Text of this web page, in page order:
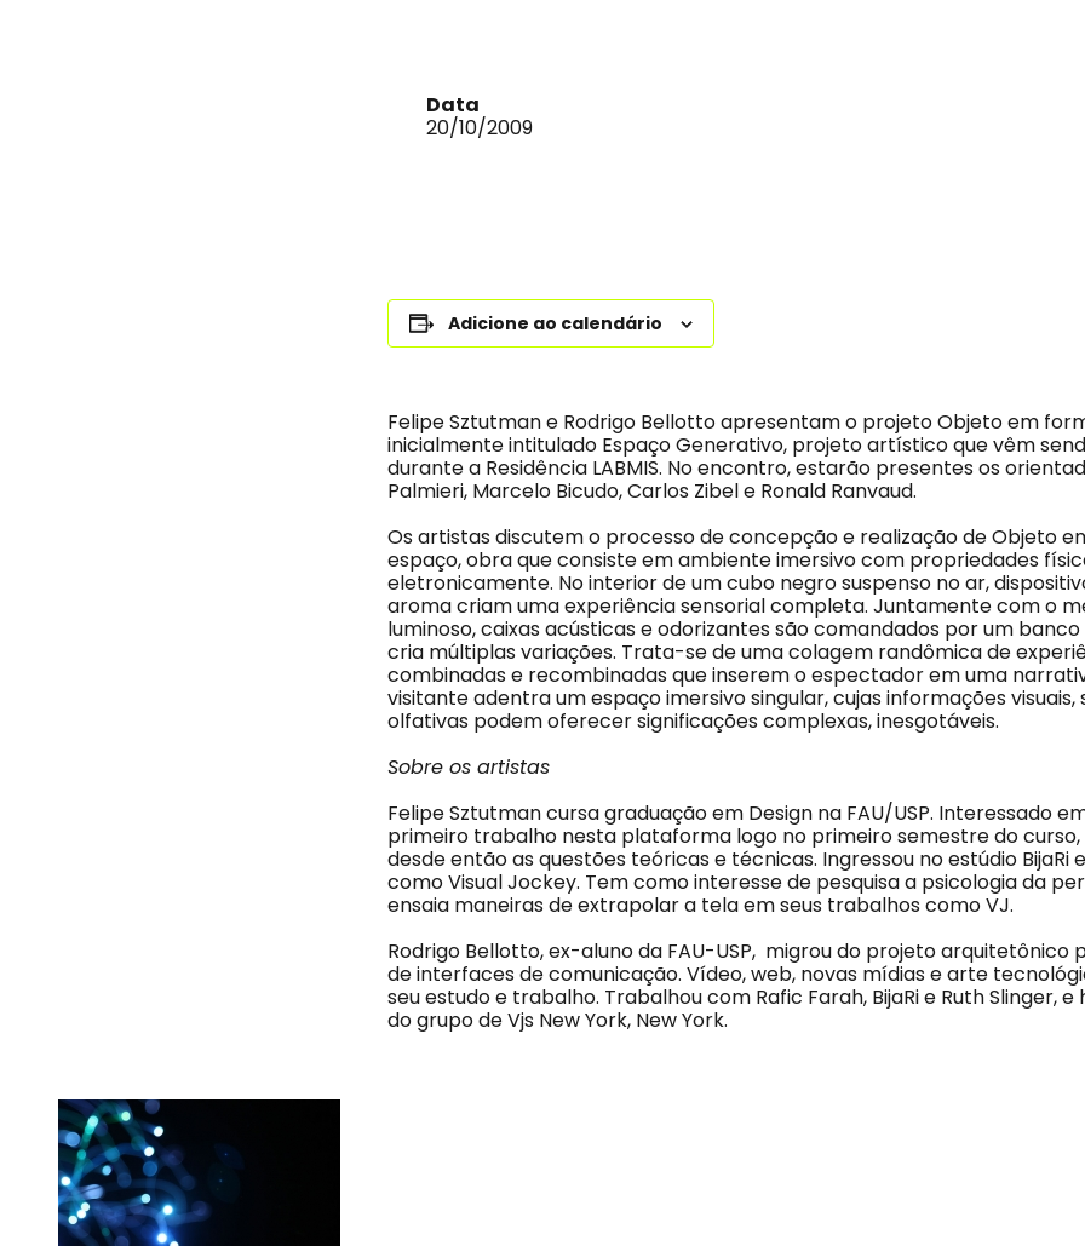
Data
20/10/2009
Adicione ao calendário
Felipe Sztutman e Rodrigo Bellotto apresentam o projeto Objeto em
inicialmente intitulado Espaço Generativo, projeto artístico que vêm
durante a Residência LABMIS. No encontro, estarão presentes os
Palmieri, Marcelo Bicudo, Carlos Zibel e Ronald Ranvaud.
Os artistas discutem o processo de concepção e realização de Objeto
espaço, obra que consiste em ambiente imersivo com propriedades
eletronicamente. No interior de um cubo negro suspenso no ar,
aroma criam uma experiência sensorial completa. Juntamente com o
luminoso, caixas acústicas e odorizantes são comandados por um
cria múltiplas variações. Trata-se de uma colagem randômica de
combinadas e recombinadas que inserem o espectador em uma
visitante adentra um espaço imersivo singular, cujas informações visuais,
olfativas podem oferecer significações complexas, inesgotáveis.
Sobre os artistas
Felipe Sztutman cursa graduação em Design na FAU/USP. Interessado
primeiro trabalho nesta plataforma logo no primeiro semestre do
desde então as questões teóricas e técnicas. Ingressou no estúdio BijaRi
como Visual Jockey. Tem como interesse de pesquisa a psicologia da
ensaia maneiras de extrapolar a tela em seus trabalhos como VJ.
Rodrigo Bellotto, ex-aluno da FAU-USP, migrou do projeto arquitetônico
de interfaces de comunicação. Vídeo, web, novas mídias e arte
seu estudo e trabalho. Trabalhou com Rafic Farah, BijaRi e Ruth Slinger,
do grupo de Vjs New York, New York.